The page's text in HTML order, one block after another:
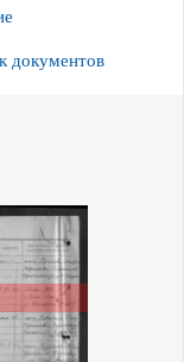
документов